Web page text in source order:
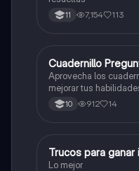
11 7,154 113
ICFES: Inglés
Cuadernillo
Aprovecha los
mejorar tus
Prueba Saber 11. 🫡
10 912 14
Química
Trucos para ganar
Lo mejor